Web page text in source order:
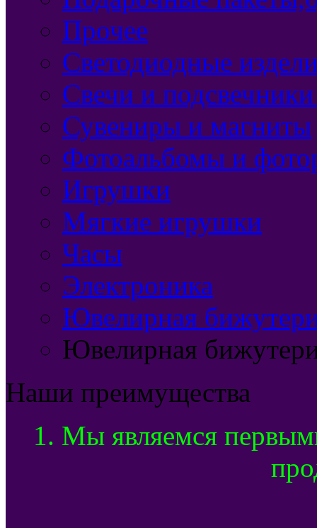
Прочее
Светодиодные
Свечи и
Сувениры и магниты
Фотоальбомы и
Игрушки
Мягкие игрушки
Часы
Электроника
Ювелирная
Ювелирная
Наши преимущества
1. Мы являемся